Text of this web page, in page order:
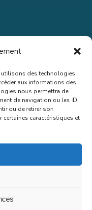
utilisons des technologies
aux informations des
nous permettra de
de navigation ou les ID
ou de retirer son
certaines caractéristiques et
Création – Hébergement –